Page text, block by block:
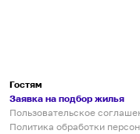
Гостям
Заявка на подбор жилья
Пользовательское
Политика обработки